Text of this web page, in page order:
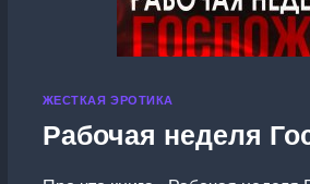
ЖЕСТКАЯ ЭРОТИКА
Рабочая неделя